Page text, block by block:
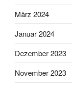
März 2024
Januar 2024
Dezember 2023
November 2023